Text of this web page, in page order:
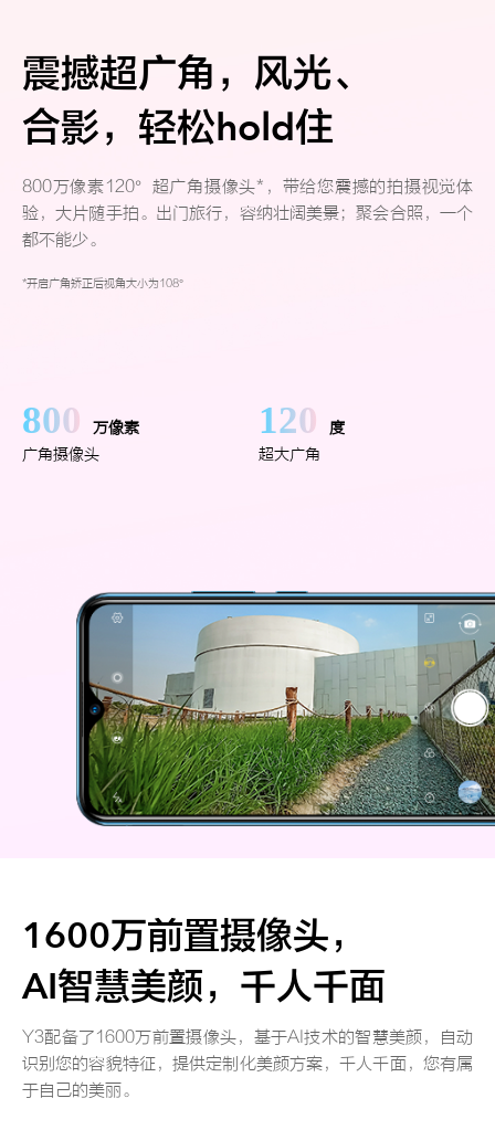
震撼超广角， 风光、
合影，轻松hold住
800万像素120°超广角摄像头*，带给您震撼的拍摄视觉体
验，大片随手拍。出门旅行，容纳壮阔美景；聚会合照，一个
都不能少。
*开启广角矫正后视角大小为108°
800
万像素
广角摄像头
120
度
超大广角
1600万前置摄像头，
AI智慧美颜，千人千面
Y3配备了1600万前置摄像头，基于AI技术的智慧美颜，自动
识别您的容貌特征，提供定制化美颜方案，千人千面，您有属
于自己的美丽。